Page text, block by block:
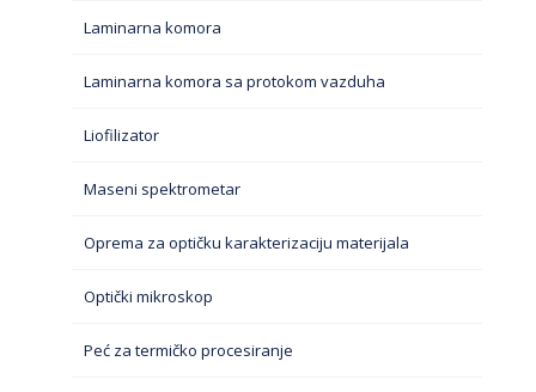
Laminarna komora
Laminarna komora sa protokom vazduha
Liofilizator
Maseni spektrometar
Oprema za optičku karakterizaciju materijala
Optički mikroskop
Peć za termičko procesiranje